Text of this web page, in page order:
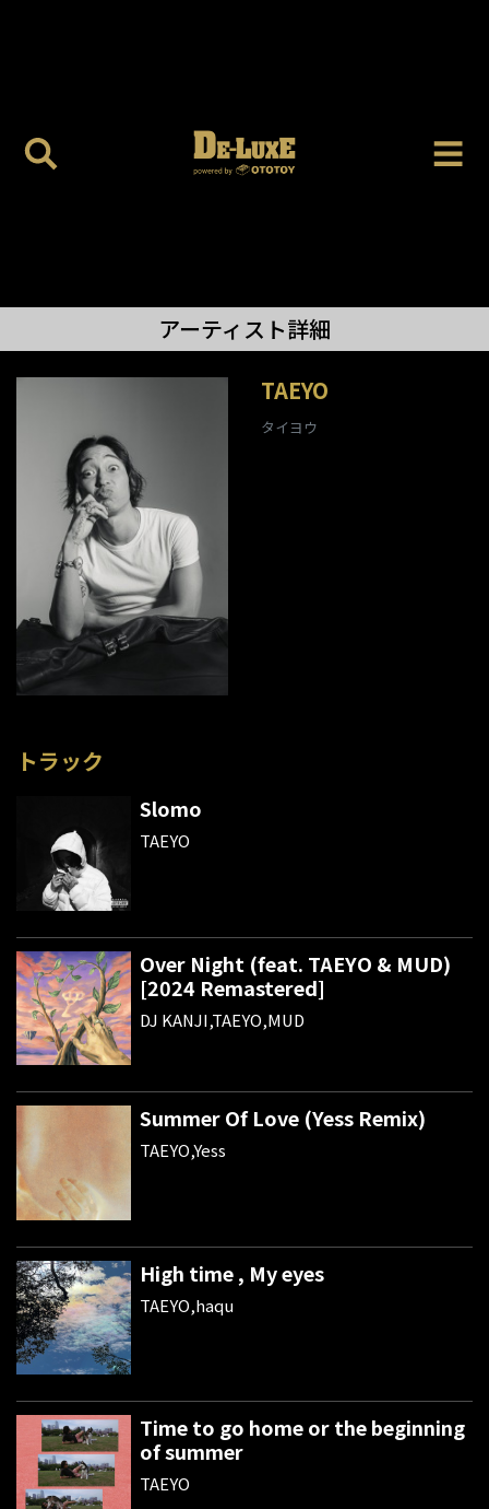
アーティスト詳細
TAEYO
タイヨウ
トラック
Slomo
TAEYO
Over Night (feat. TAEYO & MUD)
[2024 Remastered]
DJ KANJI,TAEYO,MUD
Summer Of Love (Yess Remix)
TAEYO,Yess
High time , My eyes
TAEYO,haqu
Time to go home or the beginning
of summer
TAEYO